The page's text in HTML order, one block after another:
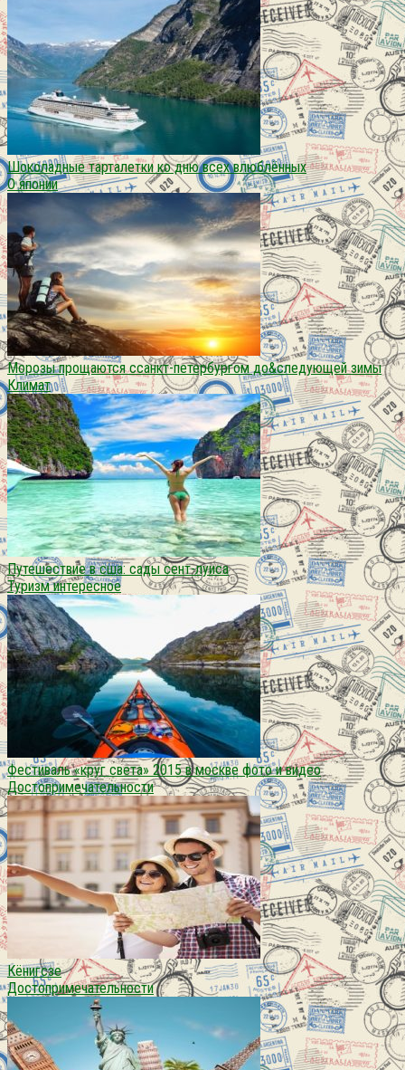
Шоколадные тарталетки ко дню всех влюблённых
О японии
Морозы прощаются ссанкт-петербургом до&следующей зимы
Климат
Путешествие в сша: сады сент-луиса
Туризм интересное
Фестиваль «круг света» 2015 в москве фото и видео
Достопримечательности
Кёнигсзе
Достопримечательности